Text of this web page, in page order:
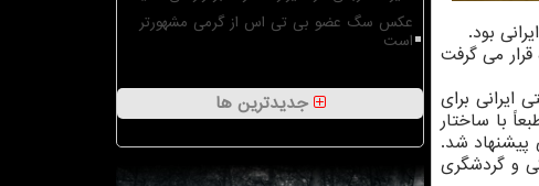
بود.
می گرفت
ایرانی برای
با ساختار
پیشنهاد شد.
و گردشگری
عکس سگ عضو بی تی اس از گرمی مشهورتر
است
جدیدترین ها